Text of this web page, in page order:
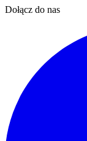
Dołącz do nas